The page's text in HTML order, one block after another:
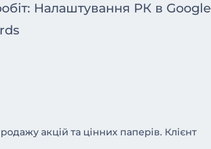
Налаштування РК в Google
акцій та цінних паперів. Клієнт